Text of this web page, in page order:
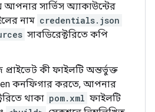
সার্ভিস অ্যাকাউন্টের
নাম credentials.json
সাবডিরেক্টরিতে কপি
প্রাইভেট কী ফাইলটি অন্তর্ভুক্ত
কনফিগার করতে, আপনার
থাকা pom.xml ফাইলটি